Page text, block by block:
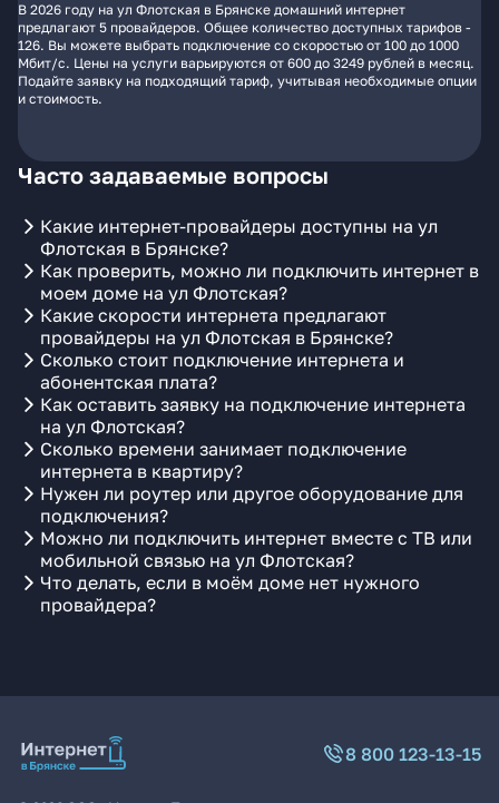
В 2026 году на ул Флотская в Брянске домашний интернет
предлагают 5 провайдеров. Общее количество доступных тарифов -
126. Вы можете выбрать подключение со скоростью от 100 до 1000
Мбит/с. Цены на услуги варьируются от 600 до 3249 рублей в месяц.
Подайте заявку на подходящий тариф, учитывая необходимые опции
и стоимость.
Часто задаваемые вопросы
Какие интернет-провайдеры доступны на ул
Флотская в Брянске?
Как проверить, можно ли подключить интернет в
моем доме на ул Флотская?
Какие скорости интернета предлагают
провайдеры на ул Флотская в Брянске?
Сколько стоит подключение интернета и
абонентская плата?
Как оставить заявку на подключение интернета
на ул Флотская?
Сколько времени занимает подключение
интернета в квартиру?
Нужен ли роутер или другое оборудование для
подключения?
Можно ли подключить интернет вместе с ТВ или
мобильной связью на ул Флотская?
Что делать, если в моём доме нет нужного
провайдера?
8 800 123-13-15